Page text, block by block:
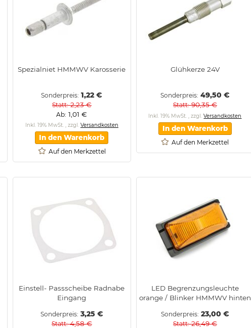
Spezialniet HMMWV Karosserie
Sonderpreis 1,22 €
Statt 2,23 €
Ab 1,01 €
Inkl. 19% MwSt. , zzgl. Versandkosten
In den Warenkorb
Auf den Merkzettel
Glühkerze 24V
Sonderpreis 49,50 €
Statt 90,35 €
Inkl. 19% MwSt.,zzgl.Versandkosten
In den Warenkorb
Auf den Merkzettel
Einstell- Passscheibe Radnabe
Eingang
Sonderpreis 3,25 €
Statt 4,58 €
LED Begrenzungsleuchte
orange / Blinker HMMWV hinten
Sonderpreis 23,00 €
Statt 26,49 €